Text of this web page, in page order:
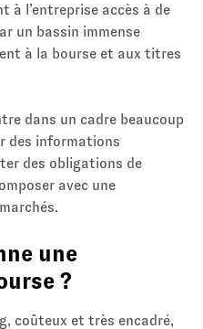
l’entreprise accès à de
un bassin immense
à la bourse et aux titres
dans un cadre beaucoup
des informations
des obligations de
avec une
une
?
coûteux et très encadré,